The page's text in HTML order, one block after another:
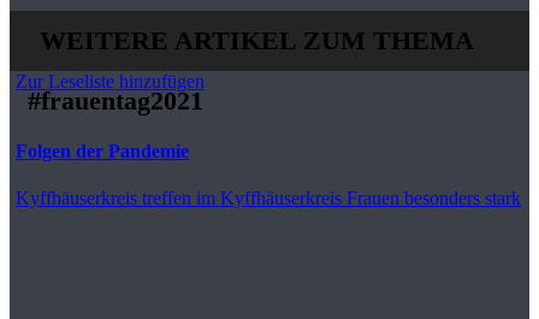
WEITERE ARTIKEL ZUM THEMA
#frauentag2021
Zur Leseliste hinzufügen
Folgen der Pandemie
Kyffhäuserkreis treffen im Kyffhäuserkreis Frauen besonders stark